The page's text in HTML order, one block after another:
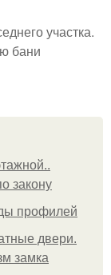
участка.
бани
закону
профилей
двери.
замка